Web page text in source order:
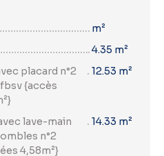
m²
4.35 m²
placard n°2
{accès
12.53 m²
lave-main
n°2
4,58m²}
14.33 m²